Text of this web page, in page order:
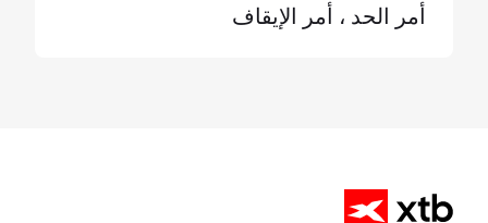
أمر الحد ، أمر الإيقاف